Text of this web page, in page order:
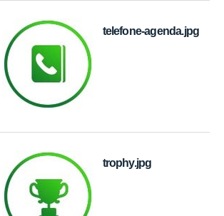
telefone-agenda.jpg
trophy.jpg